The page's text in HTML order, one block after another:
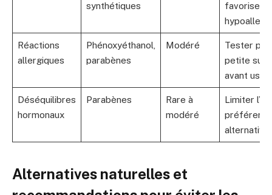
synthétiques
favoriser
Réactions
allergiques
Phénoxyéthanol,
parabènes
Modéré
Tester
petite
avant
Déséquilibres
hormonaux
Parabènes
Rare à
modéré
Limiter
préférer
Alternatives naturelles et